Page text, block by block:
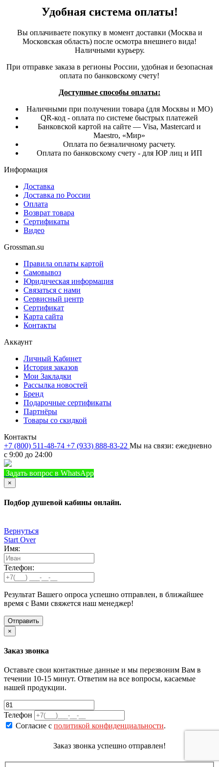
Удобная система оплаты!
Вы оплачиваете покупку в момент доставки (Москва и
Московская область) после осмотра внешнего вида!
Наличными курьеру.
При отправке заказа в регионы России, удобная и безопасная
оплата по банковскому счету!
Доступные способы оплаты:
Наличными при получении товара (для Москвы и МО)
QR-код - оплата по системе быстрых платежей
Банковской картой на сайте — Visa, Mastercard и
Maestro, «Мир»
Оплата по безналичному расчету.
Оплата по банковскому счету - для ЮР лиц и ИП
Информация
Доставка
Доставка по России
Оплата
Возврат товара
Сертификаты
Видео
Grossman.su
Правила оплаты картой
Самовывоз
Юридическая информация
Связаться с нами
Сервисный центр
Сертификат
Карта сайта
Контакты
Аккаунт
Личный Кабинет
История заказов
Мои Закладки
Рассылка новостей
Бренд
Подарочные сертификаты
Партнёры
Товары со скидкой
Контакты
+7 (800) 511-48-74 +7 (933) 888-83-22 Мы на связи: ежедневно
с 9:00 до 24:00
Задать вопрос в WhatsApp
×
Подбор душевой кабины онлайн.
Вернуться
Start Over
Имя:
Телефон:
Результат Вашего опроса успешно отправлен, в ближайшее
время с Вами свяжется наш менеджер!
×
Заказ звонка
Оставьте свои контактные данные и мы перезвоним Вам в
течении 10-15 минут. Ответим на все вопросы, касаемые
нашей продукции.
Телефон
Согласие с политикой конфиденциальности.
Заказ звонка успешно отправлен!